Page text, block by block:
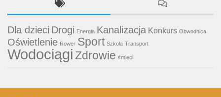
Dla dzieci Drogi Energia Kanalizacja Konkurs Obwodnica
Oświetlenie Rower Sport Szkoła Transport
WodociągiZdrowie śmieci